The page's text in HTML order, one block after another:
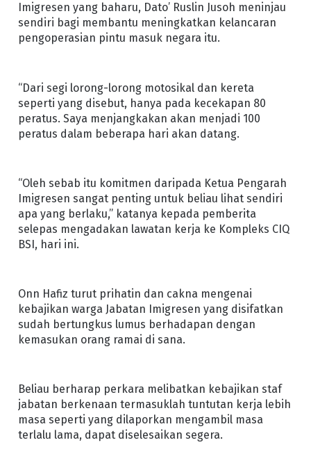
Imigresen yang baharu, Dato’ Ruslin Jusoh meninjau
sendiri bagi membantu meningkatkan kelancaran
pengoperasian pintu masuk negara itu.
“Dari segi lorong-lorong motosikal dan kereta
seperti yang disebut, hanya pada kecekapan 80
peratus. Saya menjangkakan akan menjadi 100
peratus dalam beberapa hari akan datang.
“Oleh sebab itu komitmen daripada Ketua Pengarah
Imigresen sangat penting untuk beliau lihat sendiri
apa yang berlaku,” katanya kepada pemberita
selepas mengadakan lawatan kerja ke Kompleks CIQ
BSI, hari ini.
Onn Hafiz turut prihatin dan cakna mengenai
kebajikan warga Jabatan Imigresen yang disifatkan
sudah bertungkus lumus berhadapan dengan
kemasukan orang ramai di sana.
Beliau berharap perkara melibatkan kebajikan staf
jabatan berkenaan termasuklah tuntutan kerja lebih
masa seperti yang dilaporkan mengambil masa
terlalu lama, dapat diselesaikan segera.